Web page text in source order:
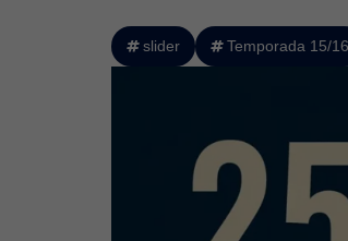
slider Temporada 15/16